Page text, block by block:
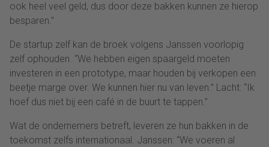
ook heel veel geld, dus door deze bakken kunnen ze hierop
besparen.”
De startup zelf kan de broek volgens Janssen voorlopig
zelf ophouden. “We hebben eigen spaargeld moeten
investeren in een prototype, maar houden bij verkopen een
beetje marge over. We kunnen hier nu van leven.” Lacht: “Ik
hoef dus niet bij een café in de buurt te tappen.”
Wat de ondernemers betreft, leveren ze hun bakken in de
toekomst zelfs internationaal. Janssen: “We voeren al